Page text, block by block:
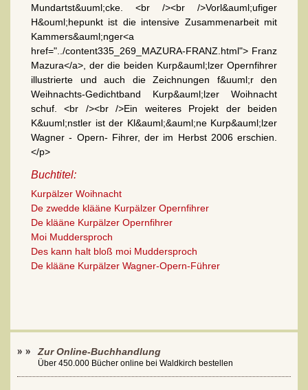
Mundartst&uuml;cke. <br /><br />Vorl&auml;ufiger
H&ouml;hepunkt ist die intensive Zusammenarbeit mit
Kammers&auml;nger<a
href="../content335_269_MAZURA-FRANZ.html"> Franz
Mazura</a>, der die beiden Kurp&auml;lzer Opernfihrer
illustrierte und auch die Zeichnungen f&uuml;r den
Weihnachts-Gedichtband Kurp&auml;lzer Woihnacht
schuf. <br /><br />Ein weiteres Projekt der beiden
K&uuml;nstler ist der Kl&auml;&auml;ne Kurp&auml;lzer
Wagner - Opern- Fihrer, der im Herbst 2006 erschien.
</p>
Buchtitel:
Kurpälzer Woihnacht
De zwedde klääne Kurpälzer Opernfihrer
De klääne Kurpälzer Opernfihrer
Moi Muddersproch
Des kann halt bloß moi Muddersproch
De klääne Kurpälzer Wagner-Opern-Führer
Zur Online-Buchhandlung
Über 450.000 Bücher online bei Waldkirch bestellen